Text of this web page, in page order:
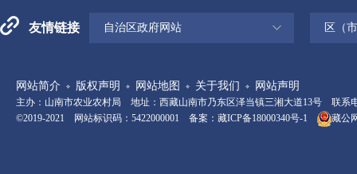
友情链接 自治区政府网站 区（
网站简介 版权声明 网站地图 关于我们 网站声明
主办：山南市农业农村局 地址：西藏山南市乃东区泽当镇三湘大道13号 联系电
©2019-2021 网站标识码：5422000001 备案： 藏ICP备18000340号-1 藏公